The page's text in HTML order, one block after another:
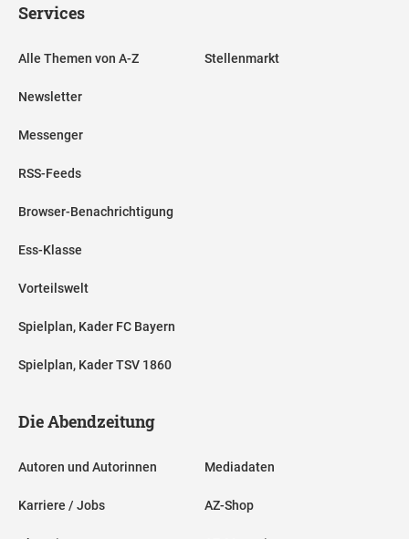
Services
Alle Themen von A-Z
Newsletter
Messenger
RSS-Feeds
Browser-Benachrichtigung
Ess-Klasse
Vorteilswelt
Spielplan, Kader FC Bayern
Spielplan, Kader TSV 1860
Stellenmarkt
Die Abendzeitung
Autoren und Autorinnen
Karriere / Jobs
Mediadaten
AZ-Shop